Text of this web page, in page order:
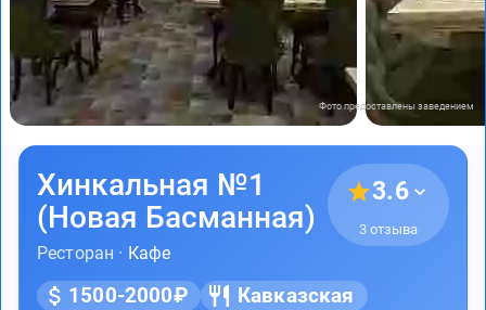
Фото предоставлены заведением
Хинкальная №1
(Новая Басманная)
Ресторан · Кафе
3.6
3 отзыва
1500-2000₽ Кавказская